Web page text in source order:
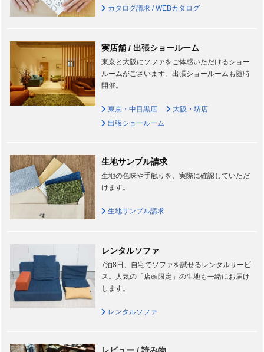
カタログ請求 / WEBカタログ
実店舗 / 出張ショールーム
東京と大阪にソファをご体感いただけるショー
ルームがございます。出張ショールームも随時
開催。
東京・中目黒店
大阪・堺店
出張ショールーム
生地サンプル請求
生地の色味や手触りを、実際に確認していただ
けます。
生地サンプル請求
レンタルソファ
7泊8日、自宅でソファを試せるレンタルサービ
ス。人気の「店頭限定」の生地も一緒にお届け
します。
レンタルソファ
レビュー / 読み物